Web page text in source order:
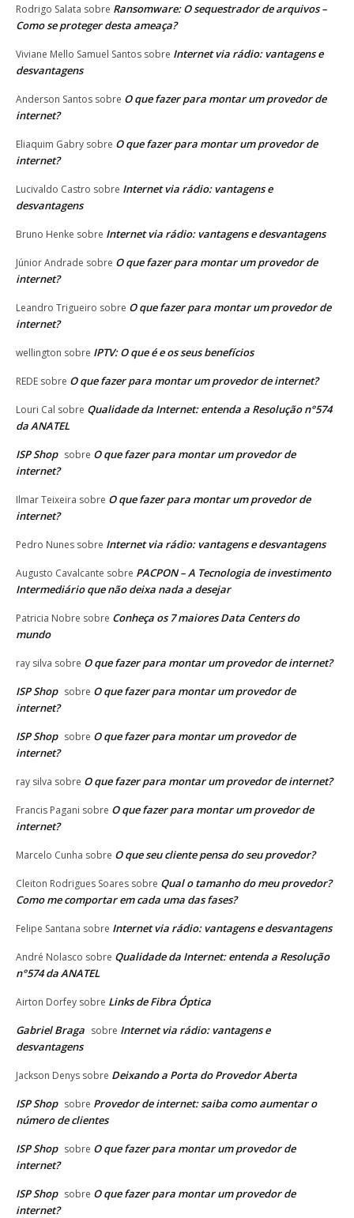
Rodrigo Salata sobre Ransomware: O sequestrador de arquivos –
Como se proteger desta ameaça?
Viviane Mello Samuel Santos sobre Internet via rádio: vantagens e
desvantagens
Anderson Santos sobre O que fazer para montar um provedor de
internet?
Eliaquim Gabry sobre O que fazer para montar um provedor de
internet?
Lucivaldo Castro sobre Internet via rádio: vantagens e
desvantagens
Bruno Henke sobre Internet via rádio: vantagens e desvantagens
Júnior Andrade sobre O que fazer para montar um provedor de
internet?
Leandro Trigueiro sobre O que fazer para montar um provedor de
internet?
wellington sobre IPTV: O que é e os seus benefícios
REDE sobre O que fazer para montar um provedor de internet?
Louri Cal sobre Qualidade da Internet: entenda a Resolução n°574
da ANATEL
ISP Shop sobre O que fazer para montar um provedor de
internet?
Ilmar Teixeira sobre O que fazer para montar um provedor de
internet?
Pedro Nunes sobre Internet via rádio: vantagens e desvantagens
Augusto Cavalcante sobre PACPON – A Tecnologia de investimento
Intermediário que não deixa nada a desejar
Patricia Nobre sobre Conheça os 7 maiores Data Centers do
mundo
ray silva sobre O que fazer para montar um provedor de internet?
ISP Shop sobre O que fazer para montar um provedor de
internet?
ISP Shop sobre O que fazer para montar um provedor de
internet?
ray silva sobre O que fazer para montar um provedor de internet?
Francis Pagani sobre O que fazer para montar um provedor de
internet?
Marcelo Cunha sobre O que seu cliente pensa do seu provedor?
Cleiton Rodrigues Soares sobre Qual o tamanho do meu provedor?
Como me comportar em cada uma das fases?
Felipe Santana sobre Internet via rádio: vantagens e desvantagens
André Nolasco sobre Qualidade da Internet: entenda a Resolução
n°574 da ANATEL
Airton Dorfey sobre Links de Fibra Óptica
Gabriel Braga sobre Internet via rádio: vantagens e
desvantagens
Jackson Denys sobre Deixando a Porta do Provedor Aberta
ISP Shop sobre Provedor de internet: saiba como aumentar o
número de clientes
ISP Shop sobre O que fazer para montar um provedor de
internet?
ISP Shop sobre O que fazer para montar um provedor de
internet?